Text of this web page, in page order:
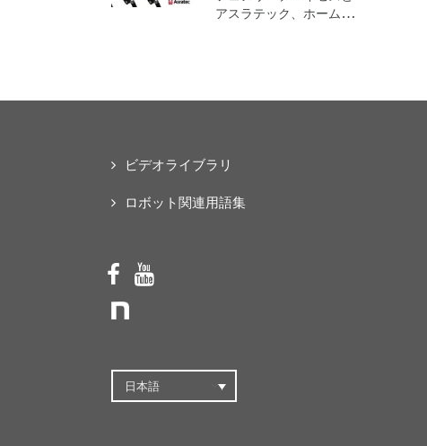
アスラテック、ホームセ
を始動
ビデオライブラリ
ロボット関連用語集
日本語